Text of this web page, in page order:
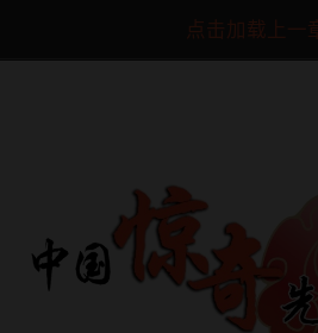
点击加载上一